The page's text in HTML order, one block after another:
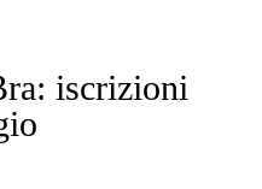
iscrizioni